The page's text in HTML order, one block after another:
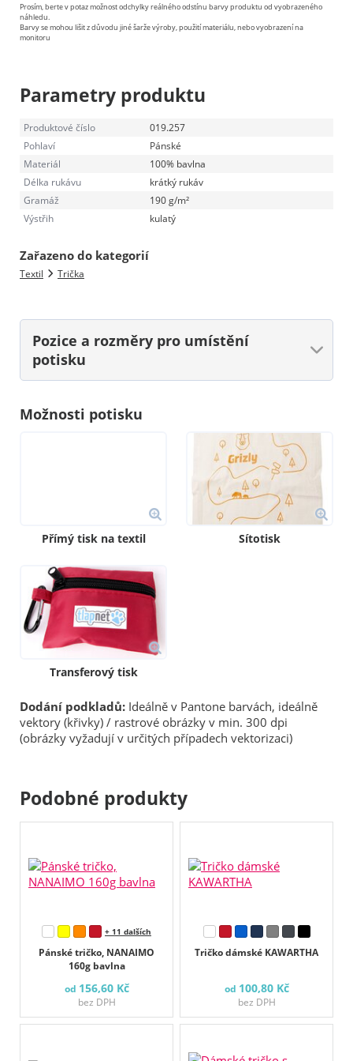
Prosím, berte v potaz možnost odchylky reálného odstínu barvy produktu od vyobrazeného
náhledu.
Barvy se mohou lišit z důvodu jiné šarže výroby, použití materiálu, nebo vyobrazení na
monitoru
Parametry produktu
Produktové číslo
019.257
Pohlaví
Pánské
Materiál
100% bavlna
Délka rukávu
krátký rukáv
Gramáž
190 g/m²
Výstřih
kulatý
Zařazeno do kategorií
Textil Trička
Pozice a rozměry pro umístění
potisku
Možnosti potisku
Přímý tisk na textil Sítotisk
Transferový tisk
Dodání podkladů: Ideálně v Pantone barvách, ideálně
vektory (křivky) / rastrové obrázky v min. 300 dpi
(obrázky vyžadují v určitých případech vektorizaci)
Podobné produkty
Pánské tričko, NANAIMO
160g bavlna
+ 11 dalších
od 156,60 Kč
bez DPH
Tričko dámské KAWARTHA
od 100,80 Kč
bez DPH